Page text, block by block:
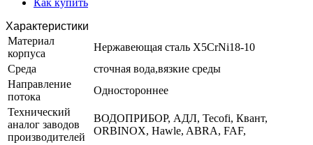
Характеристики
Материал
корпуса
Нержавеющая сталь X5CrNi18-10
Среда
сточная вода,вязкие среды
Направление
потока
Одностороннее
Технический
аналог заводов
производителей
ВОДОПРИБОР, АДЛ, Tecofi, Квант,
ORBINOX, Hawle, ABRA, FAF,